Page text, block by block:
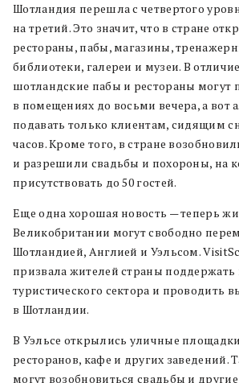
Шотландия перешла с четвертого
на третий. Это значит, что в стране
рестораны, пабы, магазины,
библиотеки, галереи и музеи. В
шотландские пабы и рестораны могут
в помещениях до восьми вечера, а вот
подавать только клиентам, сидящим
часов. Кроме того, в стране
и разрешили свадьбы и похороны, на
присутствовать до 50 гостей.
Еще одна хорошая новость — теперь
Великобритании могут свободно
Шотландией, Англией и Уэльсом.
призвала жителей страны поддержать
туристического сектора и проводить
в Шотландии.
В Уэльсе открылись уличные
ресторанов, кафе и других заведений.
могут возобновиться свадьбы и